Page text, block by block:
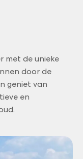
met de unieke
door de
geniet van
en